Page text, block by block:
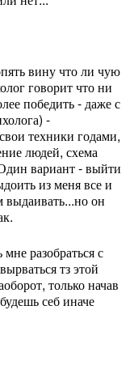
вину что ли чую
говорит что ни
победить - даже с
-
техники годами,
людей, схема
вариант - выйти
из меня все и
он
разобраться с
тз этой
только начав
себ иначе